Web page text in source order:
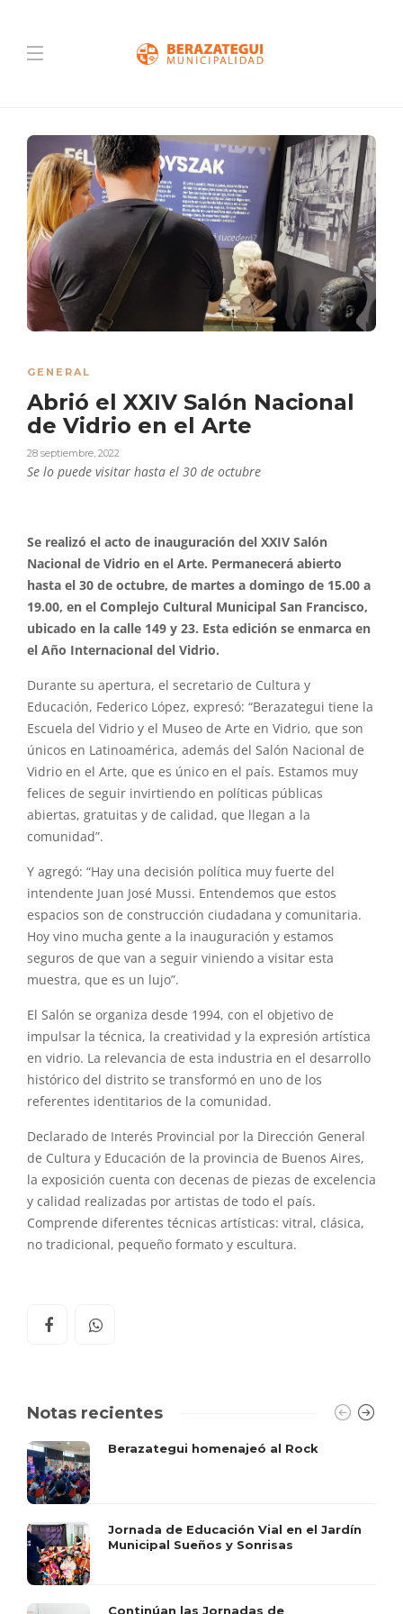
GENERAL
Abrió el XXIV Salón Nacional
de Vidrio en el Arte
28 septiembre, 2022
Se lo puede visitar hasta el 30 de octubre
Se realizó el acto de inauguración del XXIV Salón
Nacional de Vidrio en el Arte. Permanecerá abierto
hasta el 30 de octubre, de martes a domingo de 15.00 a
19.00, en el Complejo Cultural Municipal San Francisco,
ubicado en la calle 149 y 23. Esta edición se enmarca en
el Año Internacional del Vidrio.
Durante su apertura, el secretario de Cultura y
Educación, Federico López, expresó: “Berazategui tiene la
Escuela del Vidrio y el Museo de Arte en Vidrio, que son
únicos en Latinoamérica, además del Salón Nacional de
Vidrio en el Arte, que es único en el país. Estamos muy
felices de seguir invirtiendo en políticas públicas
abiertas, gratuitas y de calidad, que llegan a la
comunidad”.
Y agregó: “Hay una decisión política muy fuerte del
intendente Juan José Mussi. Entendemos que estos
espacios son de construcción ciudadana y comunitaria.
Hoy vino mucha gente a la inauguración y estamos
seguros de que van a seguir viniendo a visitar esta
muestra, que es un lujo”.
El Salón se organiza desde 1994, con el objetivo de
impulsar la técnica, la creatividad y la expresión artística
en vidrio. La relevancia de esta industria en el desarrollo
histórico del distrito se transformó en uno de los
referentes identitarios de la comunidad.
Declarado de Interés Provincial por la Dirección General
de Cultura y Educación de la provincia de Buenos Aires,
la exposición cuenta con decenas de piezas de excelencia
y calidad realizadas por artistas de todo el país.
Comprende diferentes técnicas artísticas: vitral, clásica,
no tradicional, pequeño formato y escultura.
Notas recientes
Berazategui homenajeó al Rock
Jornada de Educación Vial en el Jardín
Municipal Sueños y Sonrisas
Continúan las Jornadas de